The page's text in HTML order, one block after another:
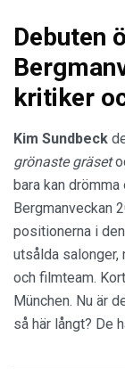
Debuten
kritiker
Kim Sundbeck
grönaste gräset
bara kan
Bergmanveckan
positionerna i
utsålda salonger,
och filmteam.
München. Nu är
så här långt? De